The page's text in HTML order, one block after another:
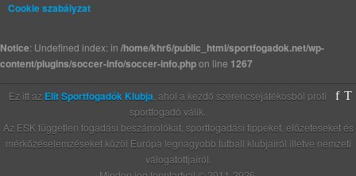
Cookie szabályzat
Notice: Undefined index: in /home/khr6/public_html/sportfogadok.net/wp-
content/plugins/soccer-info/soccer-info.phpon line 1267
Ez itt az Elit Sportfogadók Klubja , ahol a kezdő szerencsejátékosból profi
sportfogadó válik.
Az ESK független fogadási beszámolókat, sportfogadási tippeket, előzeteseket és
mérkőzéselemzéseket közöl Európa legnagyobb futball klubjairól illetve nemzeti
válogatottjairól.